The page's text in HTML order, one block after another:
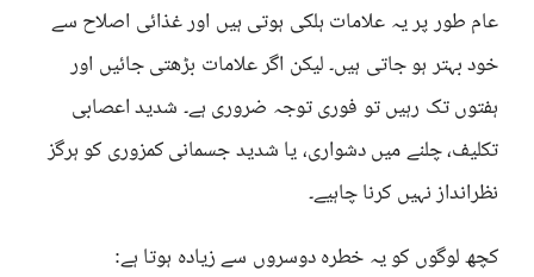
عام طور پر یہ علامات ہلکی ہوتی ہیں اور غذائی اصلاح سے
خود بہتر ہو جاتی ہیں۔ لیکن اگر علامات بڑھتی جائیں اور
ہفتوں تک رہیں تو فوری توجہ ضروری ہے۔ شدید اعصابی
تکلیف، چلنے میں دشواری، یا شدید جسمانی کمزوری کو ہرگز
نظرانداز نہیں کرنا چاہیے۔
کچھ لوگوں کو یہ خطرہ دوسروں سے زیادہ ہوتا ہے: